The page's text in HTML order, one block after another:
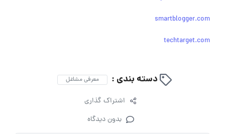
smartblogger.com
techtarget.com
دسته بندی : معرفی مشاغل
اشتراک گذاری
بدون دیدگاه